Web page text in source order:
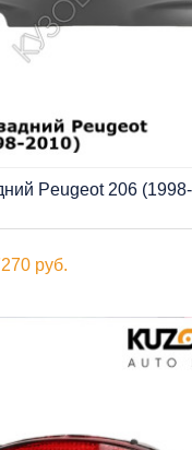
Peugeot 206
руб.